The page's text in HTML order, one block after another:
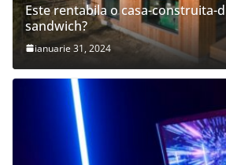
Este rentabila o casa-construita-
sandwich?
ianuarie 31, 2024